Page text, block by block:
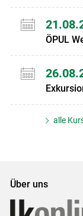
ÖPUL
alle
Über uns